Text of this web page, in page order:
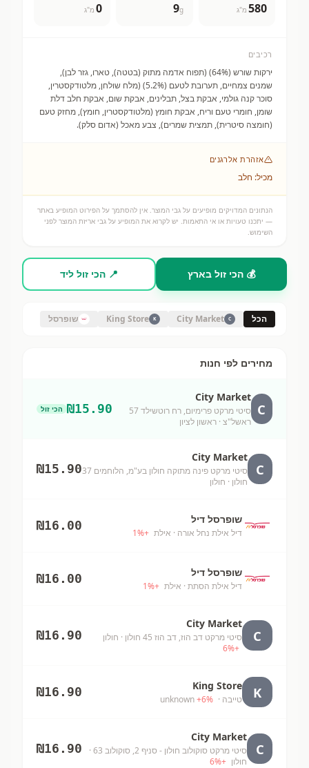
580 מ"ג 9g
0 מ"ג
רכיבים
ירקות שורש (64%) (תפוח אדמה מתוק (בטטה), טארו, גזר לבן),
שמנים צמחיים, תערובת לטעם (5.2%) (מלח שולחן, מלטודקסטרין,
סוכר קנה גולמי, אבקת בצל, תבלינים, אבקת שום, אבקת חלב דלת
שומן, חומרי טעם וריח, אבקת חומץ (מלטודקסטרין, חומץ), מחזק טעם
(חומצה סיטרית), תמצית שמרים), צבע מאכל (אדום סלק).
אזהרת אלרגנים
מכיל: חלב
הנתונים המדויקים מופיעים על גבי המוצר. אין להסתמך על הפירוט המופיע באתר
— יתכנו טעויות או אי התאמות. יש לקרוא את המופיע על גבי אריזת המוצר לפני
השימוש.
💰 הכי זול בארץ 📍 הכי זול ליד
הכל C
City Market
K
King Store שופרסל
מחירים לפי חנות
C
City Market
סיטי מרקט פרימיום, רח רוטשילד 57
ראשל"צ · ראשון לציון
₪15.90 הכי זול
C
City Market
סיטי מרקט פינה מתוקה חולון בע"מ, הלוחמים 37
חולון · חולון
₪15.90
שופרסל דיל
דיל אילת נחל אורה · אילת +
1%
₪16.00
שופרסל דיל
דיל אילת הסתת · אילת +
1%
₪16.00
C
City Market
סיטי מרקט דב הוז, דב הוז 45 חולון
· חולון
+
6%
₪16.90
K
King Store
טייבה · unknown
+6%
₪16.90
C
City Market
סיטי מרקט סוקולוב חולון - סניף 2, סוקולוב 63
·
חולון +
6%
₪16.90